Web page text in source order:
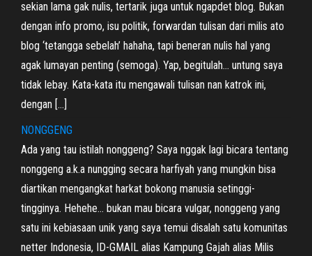
sekian lama gak nulis, tertarik juga untuk ngapdet blog. Bukan
dengan info promo, isu politik, forwardan tulisan dari milis ato
blog ‘tetangga sebelah’ hahaha, tapi beneran nulis hal yang
agak lumayan penting (semoga). Yap, begitulah… untung saya
tidak lebay. Kata-kata itu mengawali tulisan nan katrok ini,
dengan […]
NONGGENG
Ada yang tau istilah nonggeng? Saya nggak lagi bicara tentang
nonggeng a.k.a nungging secara harfiyah yang mungkin bisa
diartikan mengangkat harkat bokong manusia setinggi-
tingginya. Hehehe… bukan mau bicara vulgar, nonggeng yang
satu ini kebiasaan unik yang saya temui disalah satu komunitas
netter Indonesia, ID-GMAIL alias Kampung Gajah alias Milis